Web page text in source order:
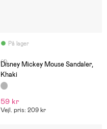
På lager
(1)
Disney Mickey Mouse Sandaler,
Khaki
59 kr
Vejl. pris: 209 kr